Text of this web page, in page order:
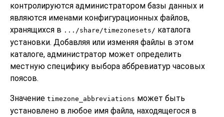
контролируются администратором базы данных и
являются именами конфигурационных файлов,
хранящихся в .../share/timezonesets/ каталога
установки. Добавляя или изменяя файлы в этом
каталоге, администратор может определить
местную специфику выбора аббревиатур часовых
поясов.
Значение timezone_abbreviations может быть
установлено в любое имя файла, находящегося в